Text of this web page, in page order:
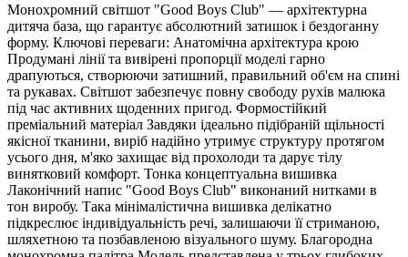
Монохромний світшот "Good Boys Club" — архітектурна
дитяча база, що гарантує абсолютний затишок і бездоганну
форму. Ключові переваги: Анатомічна архітектура крою
Продумані лінії та вивірені пропорції моделі гарно
драпуються, створюючи затишний, правильний об'єм на спині
та рукавах. Світшот забезпечує повну свободу рухів малюка
під час активних щоденних пригод. Формостійкий
преміальний матеріал Завдяки ідеально підібраній щільності
якісної тканини, виріб надійно утримує структуру протягом
усього дня, м'яко захищає від прохолоди та дарує тілу
винятковий комфорт. Тонка концептуальна вишивка
Лаконічний напис "Good Boys Club" виконаний нитками в
тон виробу. Така мінімалістична вишивка делікатно
підкреслює індивідуальність речі, залишаючи її стриманою,
шляхетною та позбавленою візуального шуму. Благородна